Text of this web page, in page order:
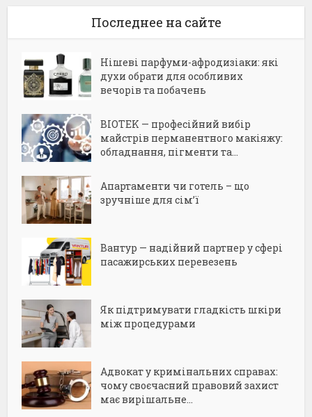
Последнее на сайте
Нішеві парфуми-афродизіаки: які
духи обрати для особливих
вечорів та побачень
BIOTEK — професійний вибір
майстрів перманентного макіяжу:
обладнання, пігменти та...
Апартаменти чи готель – що
зручніше для сім’ї
Вантур — надійний партнер у сфері
пасажирських перевезень
Як підтримувати гладкість шкіри
між процедурами
Адвокат у кримінальних справах:
чому своєчасний правовий захист
має вирішальне...